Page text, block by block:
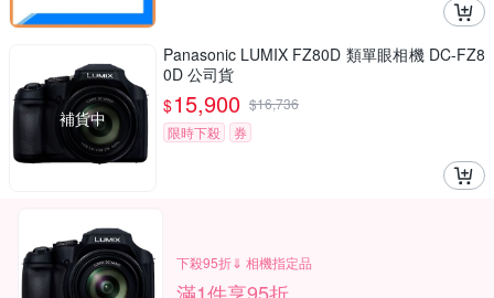
補貨中
Panasonic LUMIX FZ80D 類單眼相機 DC-FZ8
0D 公司貨
$15,900 $16,736
限時下殺
券
下殺95折⇓ 相機指定品